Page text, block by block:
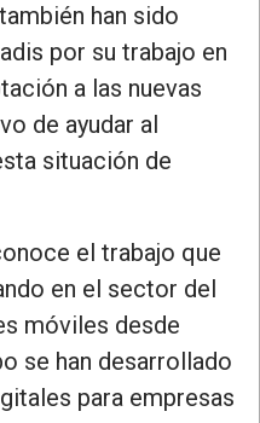
han sido
por su trabajo en
a las nuevas
de ayudar al
situación de
el trabajo que
en el sector del
móviles desde
se han desarrollado
para empresas